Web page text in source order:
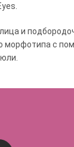
и
морфотипа с